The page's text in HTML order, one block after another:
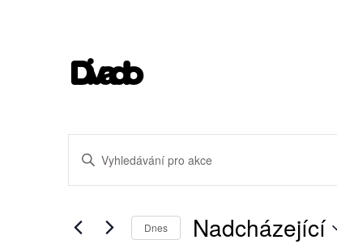
Divadlo
Navigace
pro
Enter
for
Dnes Nadcházející